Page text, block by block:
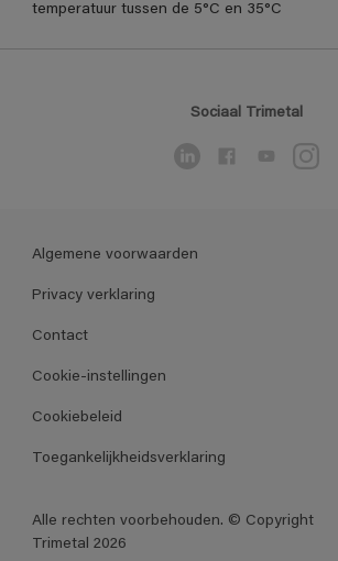
temperatuur tussen de 5°C en 35°C
Sociaal Trimetal
Algemene voorwaarden
Privacy verklaring
Contact
Cookie-instellingen
Cookiebeleid
Toegankelijkheidsverklaring
Alle rechten voorbehouden. © Copyright
Trimetal 2026